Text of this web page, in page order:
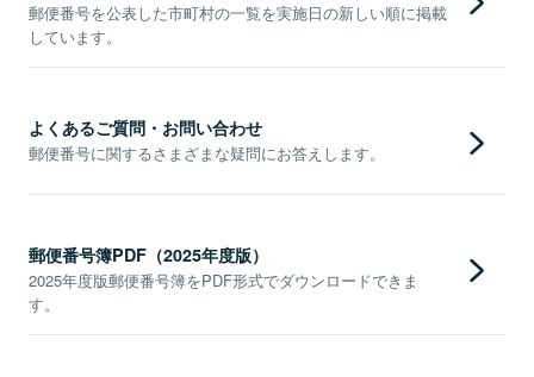
郵便番号を公表した市町村の一覧を実施日の新しい順に掲載
しています。
よくあるご質問・お問い合わせ
郵便番号に関するさまざまな疑問にお答えします。
郵便番号簿PDF（2025年度版）
2025年度版郵便番号簿をPDF形式でダウンロードできま
す。